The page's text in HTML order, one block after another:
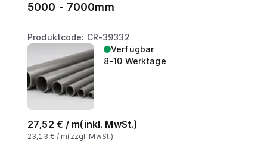
5000 - 7000mm
Produktcode: CR-39332
Verfügbar
8-10 Werktage
27,52 € / m(inkl. MwSt.)
23,13 € / m(zzgl. MwSt.)